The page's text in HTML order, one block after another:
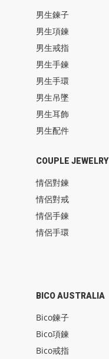
男生鍊子
男生項鍊
男生戒指
男生手鍊
男生手環
男生吊墜
男生耳飾
男生配件
COUPLE JEWELRY
情侶對鍊
情侶對戒
情侶手鍊
情侶手環
BICO AUSTRALIA
Bico鍊子
Bico項鍊
Bico戒指